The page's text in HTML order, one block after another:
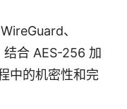
、
合 AES-256 加
中的机密性和完